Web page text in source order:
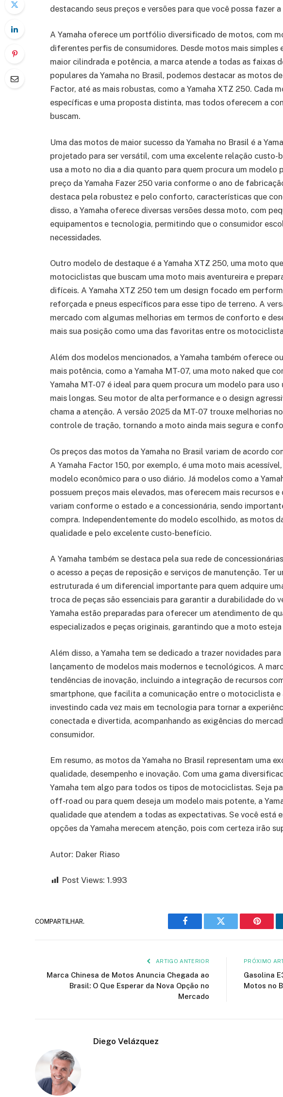
destacando seus preços e versões para que você possa fazer
A Yamaha oferece um portfólio diversificado de motos, com
diferentes perfis de consumidores. Desde motos mais simples
maior cilindrada e potência, a marca atende a todas as faixas
populares da Yamaha no Brasil, podemos destacar as motos
Factor, até as mais robustas, como a Yamaha XTZ 250. Cada
específicas e uma proposta distinta, mas todos oferecem a
buscam.
Uma das motos de maior sucesso da Yamaha no Brasil é a
projetado para ser versátil, com uma excelente relação
usa a moto no dia a dia quanto para quem procura um modelo
preço da Yamaha Fazer 250 varia conforme o ano de
destaca pela robustez e pelo conforto, características que
disso, a Yamaha oferece diversas versões dessa moto, com
equipamentos e tecnologia, permitindo que o consumidor
necessidades.
Outro modelo de destaque é a Yamaha XTZ 250, uma moto
motociclistas que buscam uma moto mais aventureira e
difíceis. A Yamaha XTZ 250 tem um design focado em
reforçada e pneus específicos para esse tipo de terreno. A
mercado com algumas melhorias em termos de conforto e
mais sua posição como uma das favoritas entre os
Além dos modelos mencionados, a Yamaha também oferece
mais potência, como a Yamaha MT-07, uma moto naked que
Yamaha MT-07 é ideal para quem procura um modelo para
mais longas. Seu motor de alta performance e o design
chama a atenção. A versão 2025 da MT-07 trouxe melhorias
controle de tração, tornando a moto ainda mais segura e
Os preços das motos da Yamaha no Brasil variam de acordo
A Yamaha Factor 150, por exemplo, é uma moto mais
modelo econômico para o uso diário. Já modelos como a
possuem preços mais elevados, mas oferecem mais recursos
variam conforme o estado e a concessionária, sendo
compra. Independentemente do modelo escolhido, as motos
qualidade e pelo excelente custo-benefício.
A Yamaha também se destaca pela sua rede de
o acesso a peças de reposição e serviços de manutenção. Ter
estruturada é um diferencial importante para quem adquire
troca de peças são essenciais para garantir a durabilidade do
Yamaha estão preparadas para oferecer um atendimento de
especializados e peças originais, garantindo que a moto
Além disso, a Yamaha tem se dedicado a trazer novidades
lançamento de modelos mais modernos e tecnológicos. A
tendências de inovação, incluindo a integração de recursos
smartphone, que facilita a comunicação entre o motociclista e
investindo cada vez mais em tecnologia para tornar a
conectada e divertida, acompanhando as exigências do
consumidor.
Em resumo, as motos da Yamaha no Brasil representam uma
qualidade, desempenho e inovação. Com uma gama
Yamaha tem algo para todos os tipos de motociclistas. Seja
off-road ou para quem deseja um modelo mais potente, a
qualidade que atendem a todas as expectativas. Se você está
opções da Yamaha merecem atenção, pois com certeza irão
Autor: Daker Riaso
Post Views: 1.993
COMPARTILHAR.
Facebook Twitter
ARTIGO ANTERIOR
Marca Chinesa de Motos Anuncia Chegada ao
Brasil: O Que Esperar da Nova Opção no
Mercado
PRÓXIMO
Gasolina
Motos no
Diego Velázquez